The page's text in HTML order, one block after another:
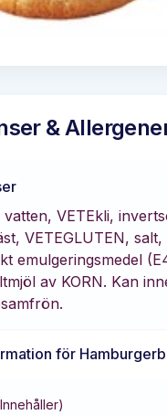
&
vatten, VETEkli,
VETEGLUTEN, salt,
emulgeringsmedel
av KORN. Kan
för
Innehåller)